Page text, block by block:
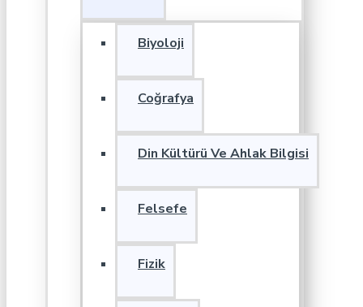
Biyoloji
Coğrafya
Din Kültürü Ve Ahlak Bilgisi
Felsefe
Fizik